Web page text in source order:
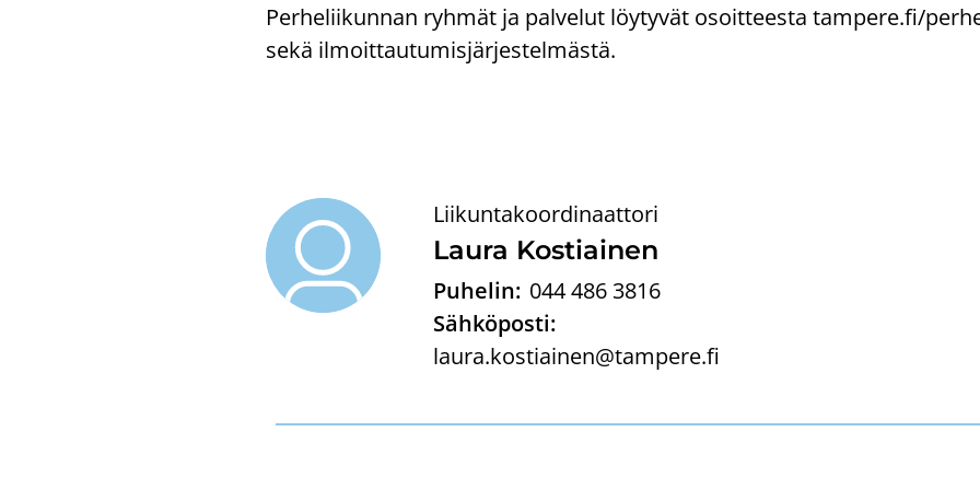
Per­he­lii­kun­nan ryh­mät ja pal­ve­lut löy­ty­vät osoit­tees­ta tam­pe­re.fi/
sekä il­moit­tau­tu­mis­jär­jes­tel­mäs­tä.
Laura Kos­tiai­nen
Liikuntakoordinaattori
Puhelin: 044 486 3816
Sähköposti:
laura.kostiainen@tampere.fi